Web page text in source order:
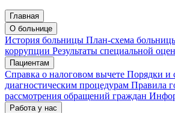
Главная
О больнице
История больницы План-схема
коррупции Результаты специальной
Пациентам
Справка о налоговом вычете Порядки и
диагностическим процедурам Правила
рассмотрения обращений граждан
Работа у нас